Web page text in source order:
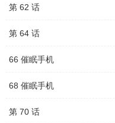
第 62 话
第 64 话
66 催眠手机
68 催眠手机
第 70 话